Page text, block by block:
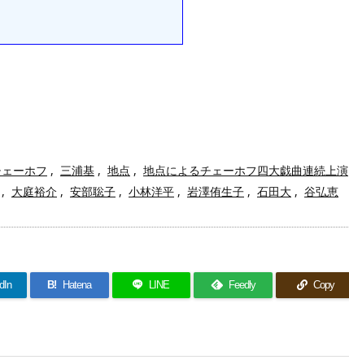
ーホフ , 三浦基 , 地点 , 地点によるチェーホフ四大戯曲連続上演
, 大庭裕介 , 安部聡子 , 小林洋平 , 岩澤侑生子 , 石田大 , 谷弘恵
B! Hatena LINE Feedly Copy